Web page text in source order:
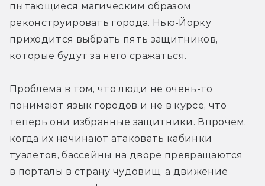
пытающиеся магическим образом
реконструировать города. Нью-Йорку
приходится выбрать пять защитников,
которые будут за него сражаться.
Проблема в том, что люди не очень-то
понимают язык городов и не в курсе, что
теперь они избранные защитники. Впрочем,
когда их начинают атаковать кабинки
туалетов, бассейны на дворе превращаются
в порталы в страну чудовищ, а движение